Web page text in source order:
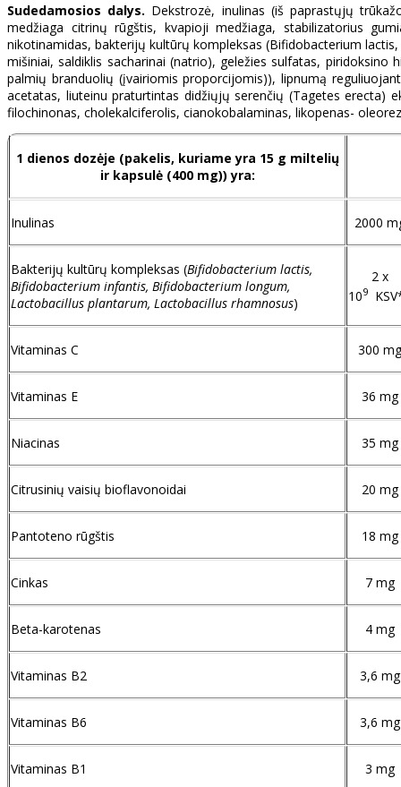
Sudedamosios dalys. Dekstrozė, inulinas (iš paprastųjų
medžiaga citrinų rūgštis, kvapioji medžiaga, stabilizatorius
nikotinamidas, bakterijų kultūrų kompleksas (Bifidobacterium
mišiniai, saldiklis sacharinai (natrio), geležies sulfatas,
palmių branduolių (įvairiomis proporcijomis)), lipnumą
acetatas, liuteinu praturtintas didžiųjų serenčių (Tagetes erecta)
filochinonas, cholekalciferolis, cianokobalaminas, likopenas-
1 dienos dozėje (pakelis, kuriame yra 15 g miltelių
ir kapsulė (400 mg)) yra:
Inulinas 2000
Bakterijų kultūrų kompleksas (Bifidobacterium lactis,
Bifidobacterium infantis, Bifidobacterium longum,
Lactobacillus plantarum, Lactobacillus rhamnosus)
2 x
109
Vitaminas C 300 mg
Vitaminas E 36 mg
Niacinas 35 mg
Citrusinių vaisių bioflavonoidai 20 mg
Pantoteno rūgštis 18 mg
Cinkas 7 mg
Beta-karotenas 4 mg
Vitaminas B2 3,6 mg
Vitaminas B6 3,6 mg
Vitaminas B1 3 mg